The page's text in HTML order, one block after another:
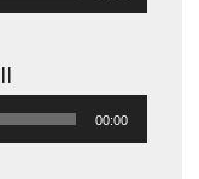
00:00